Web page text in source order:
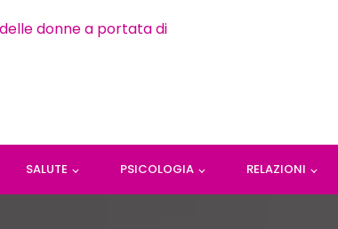
SALUTE PSICOLOGIA RELAZIONI